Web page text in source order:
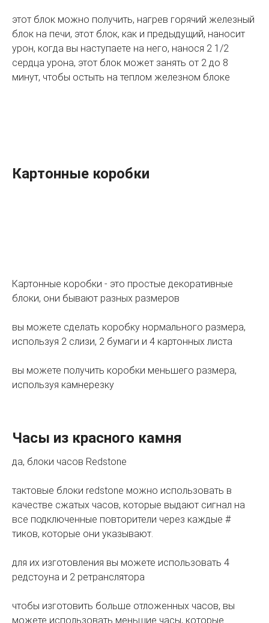
этот блок можно получить, нагрев горячий железный
блок на печи, этот блок, как и предыдущий, наносит
урон, когда вы наступаете на него, нанося 2 1/2
сердца урона, этот блок может занять от 2 до 8
минут, чтобы остыть на теплом железном блоке
Картонные коробки
Картонные коробки - это простые декоративные
блоки, они бывают разных размеров
вы можете сделать коробку нормального размера,
используя 2 слизи, 2 бумаги и 4 картонных листа
вы можете получить коробки меньшего размера,
используя камнерезку
Часы из красного камня
да, блоки часов Redstone
тактовые блоки redstone можно использовать в
качестве сжатых часов, которые выдают сигнал на
все подключенные повторители через каждые #
тиков, которые они указывают.
для их изготовления вы можете использовать 4
редстоуна и 2 ретранслятора
чтобы изготовить больше отложенных часов, вы
можете использовать меньшие часы, которые